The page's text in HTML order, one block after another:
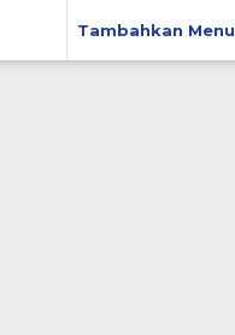
Tambahkan Menu